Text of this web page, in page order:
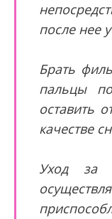
после нее
Брать
пальцы
оставить
качестве
Уход за